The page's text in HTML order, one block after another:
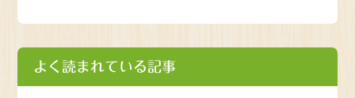
よく読まれている記事